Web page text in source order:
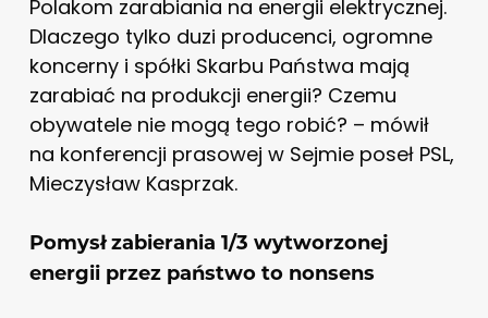
Polakom zarabiania na energii elektrycznej.
Dlaczego tylko duzi producenci, ogromne
koncerny i spółki Skarbu Państwa mają
zarabiać na produkcji energii? Czemu
obywatele nie mogą tego robić? – mówił
na konferencji prasowej w Sejmie poseł PSL,
Mieczysław Kasprzak.
Pomysł zabierania 1/3 wytworzonej
energii przez państwo to nonsens